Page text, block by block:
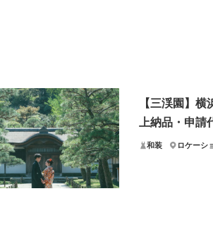
【三渓園】
上納品・申
和装 ロケーシ